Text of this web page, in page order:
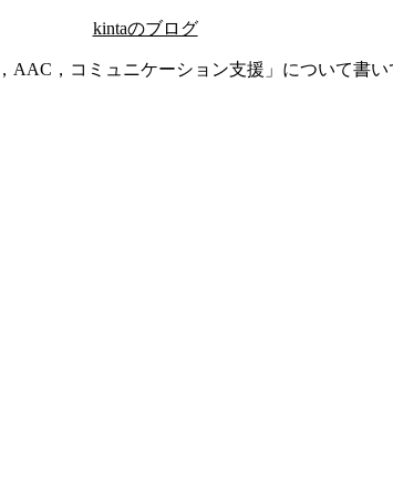
kintaのブログ
AAC，コミュニケーション支援」について書